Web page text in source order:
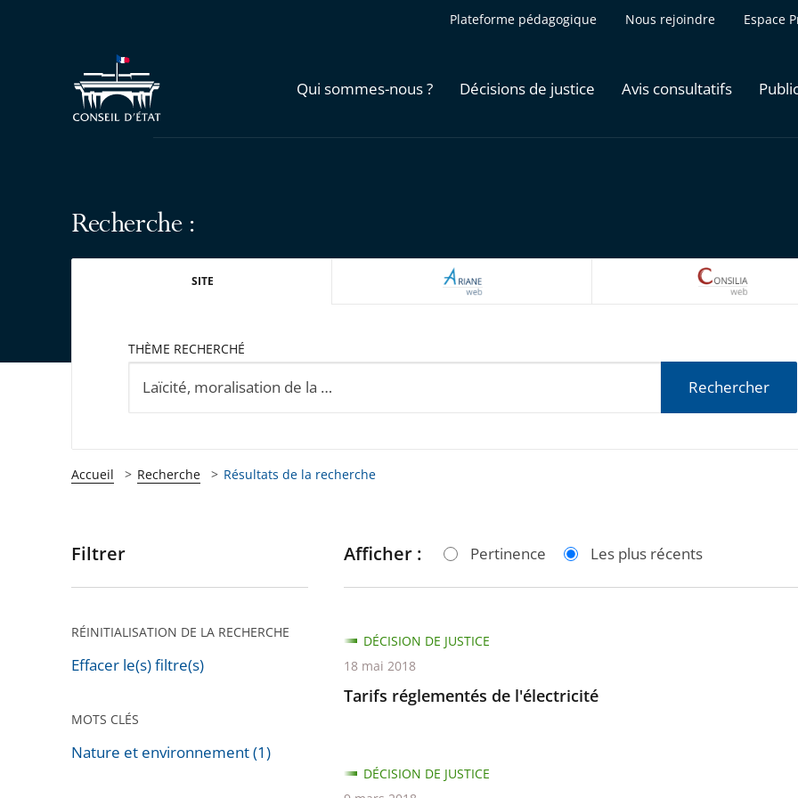
Plateforme pédagogique Nous rejoindre Espace
Qui sommes-nous ? Décisions de justice Avis consultatifs
Recherche :
SITE ARIANEWEB
THÈME RECHERCHÉ
Rechercher
Accueil Recherche Résultats de la recherche
Passer
pour
après
Filtrer
RÉINITIALISATION DE LA RECHERCHE
Effacer le(s) filtre(s)
MOTS CLÉS
Nature et environnement (1)
Afficher : Pertinence Les plus récents
Tarifs réglementés de l'électricité
DÉCISION DE JUSTICE
18 mai 2018
DÉCISION DE JUSTICE